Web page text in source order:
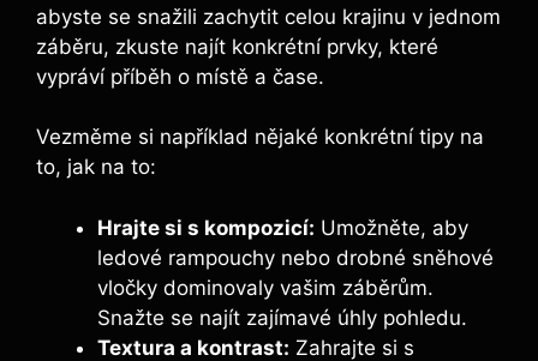
abyste se snažili zachytit celou krajinu v jednom
záběru, zkuste najít konkrétní prvky, které
vypráví příběh o místě a čase.
Vezměme si například nějaké konkrétní tipy na
to, jak na to:
Hrajte si s kompozicí: Umožněte, aby
ledové rampouchy nebo drobné sněhové
vločky dominovaly vašim záběrům.
Snažte se najít zajímavé úhly pohledu.
Textura a kontrast: Zahrajte si s